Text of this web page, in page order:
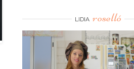
LIDIA roselló